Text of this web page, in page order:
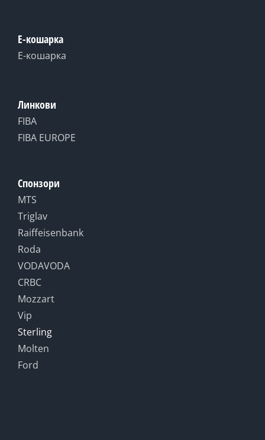
Е-кошарка
Е-кошарка
Линкови
FIBA
FIBA EUROPE
Спонзори
MTS
Triglav
Raiffeisenbank
Roda
VODAVODA
CRBC
Mozzart
Vip
Sterling
Molten
Ford